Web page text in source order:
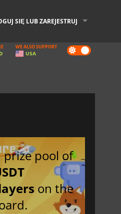
SIĘ LUB ZAREJESTRUJ
Dark
mode
WE ALSO SUPPORT
USA
prize pool of
on the